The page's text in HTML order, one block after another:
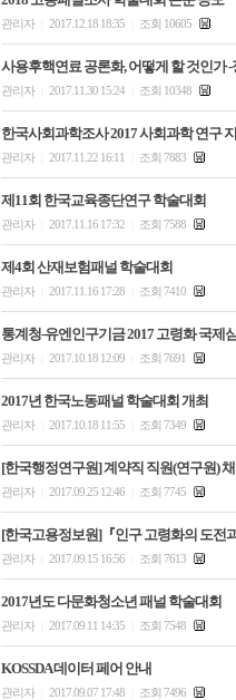
관리자 2017.12.18 18:35 조회 10605
사용후핵연료 공론화, 어떻게 할 것인가
관리자 2017.11.30 15:24 조회 10348
한국사회과학조사 2017 사회과학 연구
관리자 2017.11.22 16:11 조회 7883
제11회 한국교육종단연구 학술대회
관리자 2017.11.16 17:32 조회 7588
제4회 산재보험패널 학술대회
관리자 2017.11.16 17:28 조회 7410
통계청-유엔인구기금 2017 고령화 국제
관리자 2017.10.18 12:09 조회 7691
2017년 한국노동패널 학술대회 개최
관리자 2017.10.18 11:55 조회 7349
[한국행정연구원] 계약직 직원(연구원)
관리자 2017.09.25 12:46 조회 7745
[한국고용정보원]『인구 고령화의 도전
관리자 2017.09.15 16:56 조회 7613
2017년도 다문화청소년 패널 학술대회
관리자 2017.09.11 14:35 조회 7548
KOSSDA 데이터 페어 안내
관리자 2017.09.07 17:48 조회 7496